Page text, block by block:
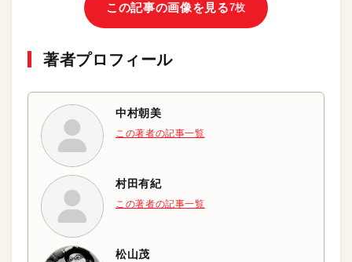
この記事の画像を見る7枚
著者プロフィール
中村朝美
この著者の記事一覧
村田有紀
この著者の記事一覧
松山茂